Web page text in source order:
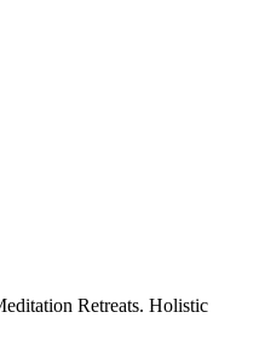
Retreats. Holistic